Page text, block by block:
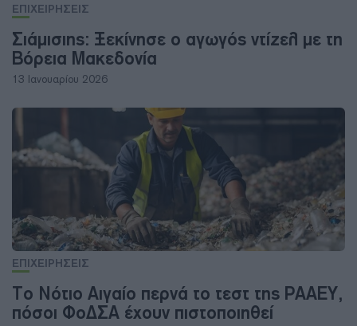
ΕΠΙΧΕΙΡΗΣΕΙΣ
Σιάμισιης: Ξεκίνησε ο αγωγός ντίζελ με τη
Βόρεια Μακεδονία
13 Ιανουαρίου 2026
ΕΠΙΧΕΙΡΗΣΕΙΣ
Το Νότιο Αιγαίο περνά το τεστ της ΡΑΑΕΥ,
πόσοι ΦοΔΣΑ έχουν πιστοποιηθεί